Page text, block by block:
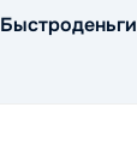
Быстроденьги